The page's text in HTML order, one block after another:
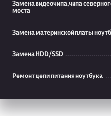
Замена видеочипа,чипа
моста
Замена материнской платы
Замена HDD/SSD
Ремонт цепи питания ноутбука